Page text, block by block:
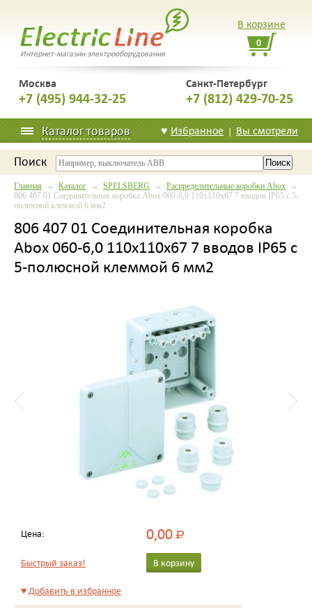
Интернет-магазин электрооборудования
Москва
+7 (495) 944-32-25
Санкт-Петербург
+7 (812) 429-70-25
В корзине
0
Каталог товаров ♥ Избранное | Вы смотрели
Поиск
Главная → Каталог → SPELSBERG → Распределительные коробки Abox →
806 407 01 Соединительная коробка Abox 060-6,0 110x110x67 7 вводов IP65 c 5-
полюсной клеммой 6 мм2
806 407 01 Соединительная коробка
Abox 060-6,0 110x110x67 7 вводов IP65 c
5-полюсной клеммой 6 мм2
Цена: 0,00Р
Быстрый заказ! В корзину
♥Добавить в избранное